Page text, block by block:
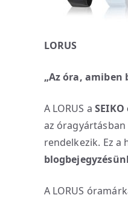
LORUS
„Az óra, amiben
A LORUS a
az
rendelkezik. Ez a
A LORUS